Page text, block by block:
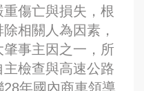
傷亡與損失，根
相關人為因素，
事主因之一，所
檢查與高速公路
年國內商車領導